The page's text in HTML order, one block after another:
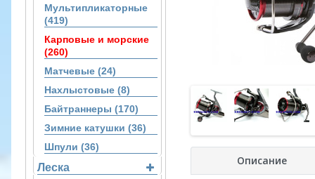
Мультипликаторные
(419)
Карповые и морские
(260)
Матчевые (24)
Нахлыстовые (8)
Байтраннеры (170)
Зимние катушки (36)
Шпули (36)
Леска
Описание